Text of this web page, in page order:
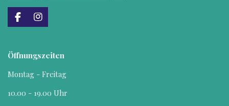
F
a
b
o
I
n
a
r
m
Öffnungszeiten
Montag - Freitag
10.00 - 19.00 Uhr